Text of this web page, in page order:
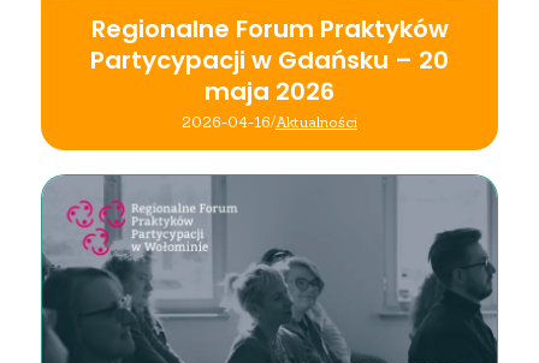
Regionalne Forum Praktyków
Partycypacji w Gdańsku – 20
maja 2026
2026-04-16/Aktualności